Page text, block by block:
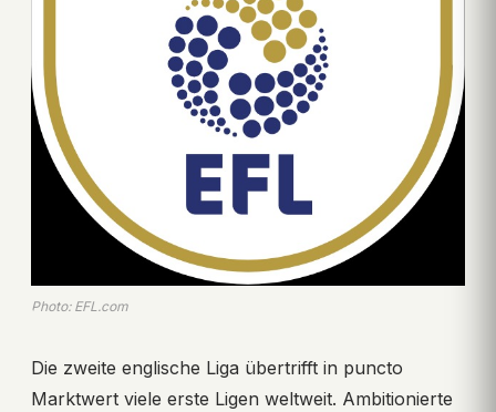
Photo: EFL.com
Die zweite englische Liga übertrifft in puncto
Marktwert viele erste Ligen weltweit. Ambitionierte